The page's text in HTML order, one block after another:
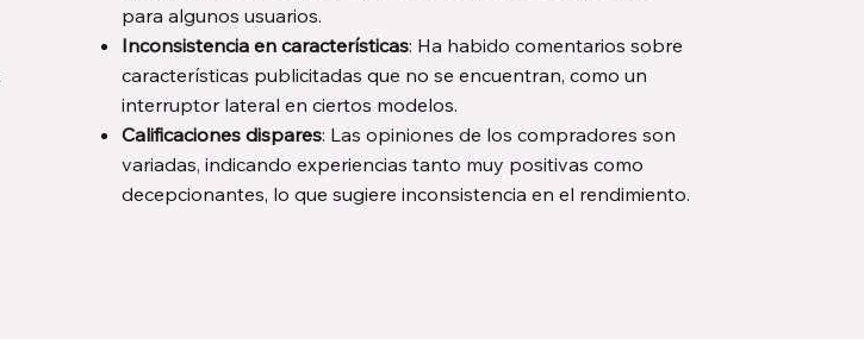
para algunos usuarios.
Inconsistencia en características: Ha habido comentarios sobre
características publicitadas que no se encuentran, como un
interruptor lateral en ciertos modelos.
Calificaciones dispares: Las opiniones de los compradores son
variadas, indicando experiencias tanto muy positivas como
decepcionantes, lo que sugiere inconsistencia en el rendimiento.